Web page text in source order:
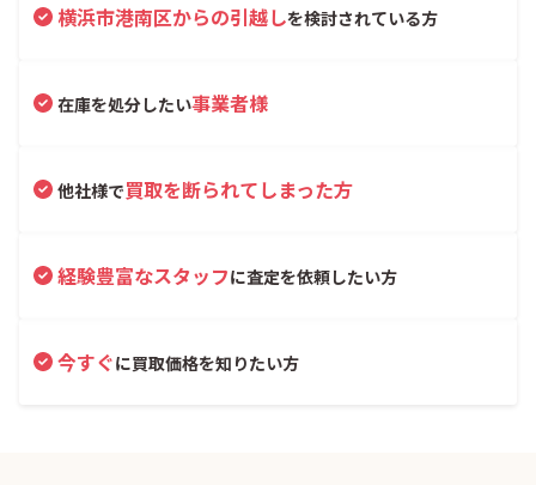
横浜市港南区からの引越しを検討されている方
在庫を処分したい事業者様
他社様で買取を断られてしまった方
経験豊富なスタッフに査定を依頼したい方
今すぐに買取価格を知りたい方